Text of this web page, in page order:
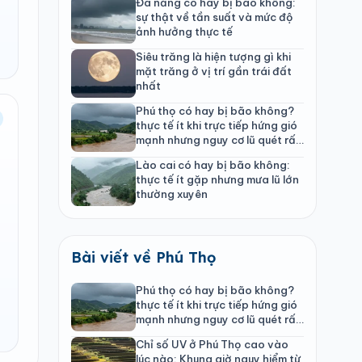
sự thật về tần suất và mức độ
ảnh hưởng thực tế
Siêu trăng là hiện tượng gì khi
mặt trăng ở vị trí gần trái đất
nhất
Phú thọ có hay bị bão không?
thực tế ít khi trực tiếp hứng gió
mạnh nhưng nguy cơ lũ quét rất
Lào cai có hay bị bão không:
thực tế ít gặp nhưng mưa lũ lớn
thường xuyên
Bài viết về Phú Thọ
Phú thọ có hay bị bão không?
thực tế ít khi trực tiếp hứng gió
mạnh nhưng nguy cơ lũ quét rất
Chỉ số UV ở Phú Thọ cao vào
lúc nào: Khung giờ nguy hiểm từ